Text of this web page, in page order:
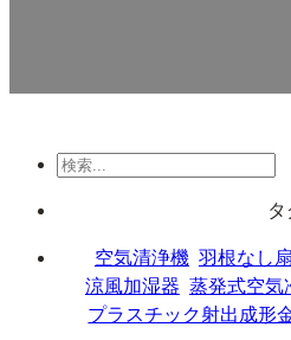
空気清浄機 羽根なし
涼風加湿器 蒸発式空気
プラスチック射出成形